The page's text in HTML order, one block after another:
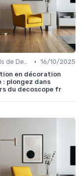
Conseils de Design d'Intérieur • 16/10/2025
en décoration
: plongez dans
du decoscope fr